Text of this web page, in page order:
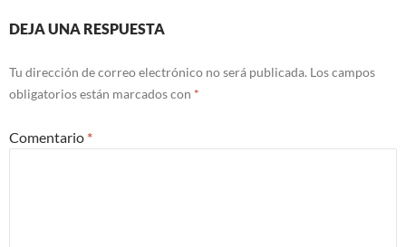
DEJA UNA RESPUESTA
Tu dirección de correo electrónico no será publicada. Los campos
obligatorios están marcados con *
Comentario *